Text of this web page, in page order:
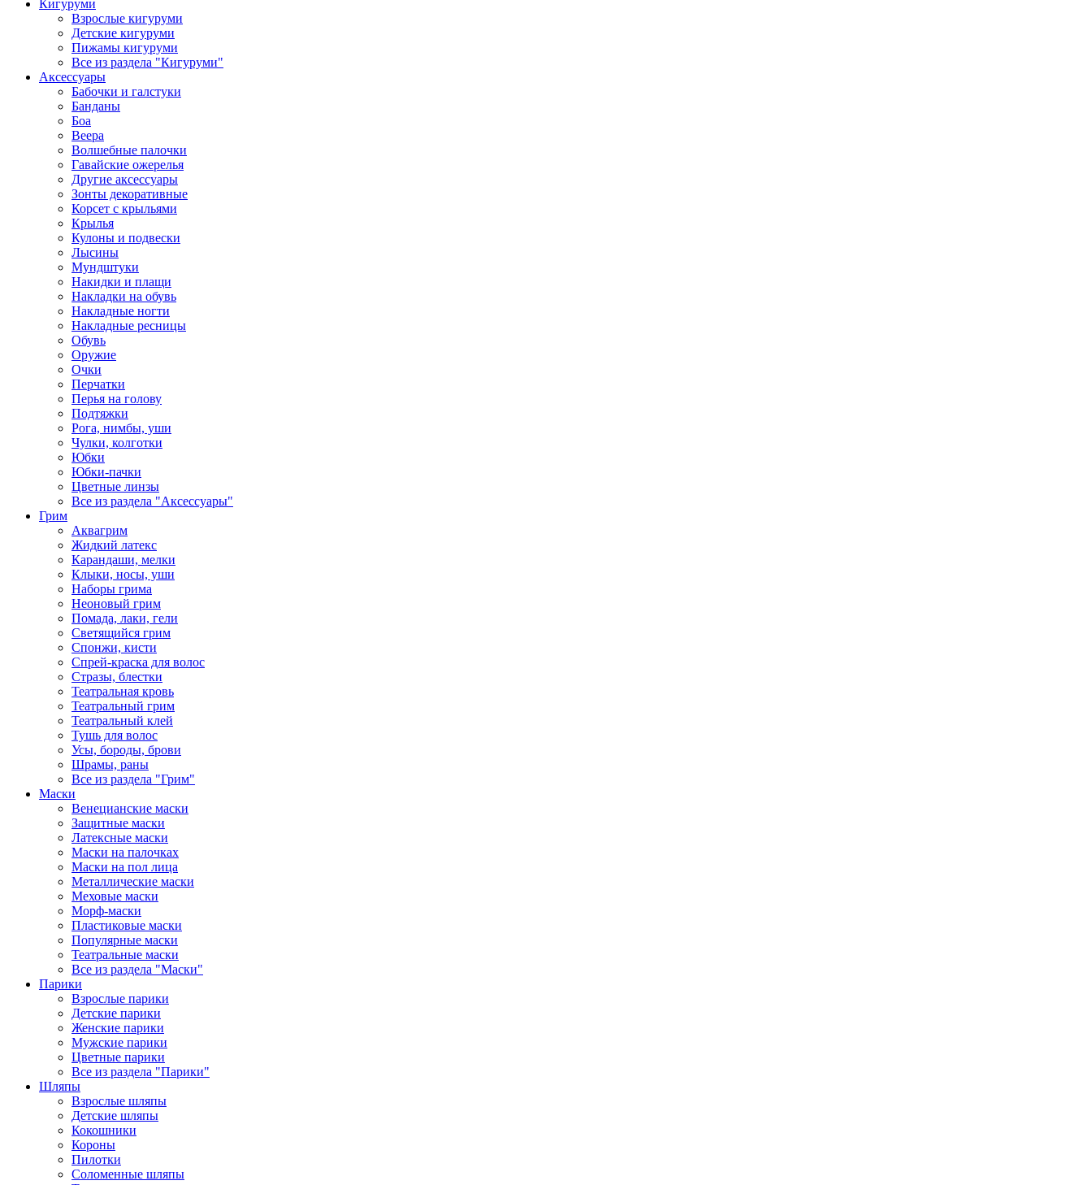
Кигуруми
Взрослые кигуруми
Детские кигуруми
Пижамы кигуруми
Все из раздела "Кигуруми"
Аксессуары
Бабочки и галстуки
Банданы
Боа
Веера
Волшебные палочки
Гавайские ожерелья
Другие аксессуары
Зонты декоративные
Корсет с крыльями
Крылья
Кулоны и подвески
Лысины
Мундштуки
Накидки и плащи
Накладки на обувь
Накладные ногти
Накладные ресницы
Обувь
Оружие
Очки
Перчатки
Перья на голову
Подтяжки
Рога, нимбы, уши
Чулки, колготки
Юбки
Юбки-пачки
Цветные линзы
Все из раздела "Аксессуары"
Грим
Аквагрим
Жидкий латекс
Карандаши, мелки
Клыки, носы, уши
Наборы грима
Неоновый грим
Помада, лаки, гели
Светящийся грим
Спонжи, кисти
Спрей-краска для волос
Стразы, блестки
Театральная кровь
Театральный грим
Театральный клей
Тушь для волос
Усы, бороды, брови
Шрамы, раны
Все из раздела "Грим"
Маски
Венецианские маски
Защитные маски
Латексные маски
Маски на палочках
Маски на пол лица
Металлические маски
Меховые маски
Морф-маски
Пластиковые маски
Популярные маски
Театральные маски
Все из раздела "Маски"
Парики
Взрослые парики
Детские парики
Женские парики
Мужские парики
Цветные парики
Все из раздела "Парики"
Шляпы
Взрослые шляпы
Детские шляпы
Кокошники
Короны
Пилотки
Соломенные шляпы